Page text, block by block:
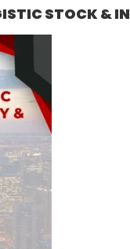
STOCK &